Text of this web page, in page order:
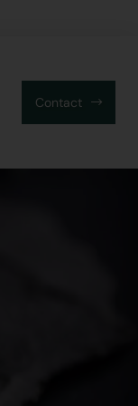
Contact